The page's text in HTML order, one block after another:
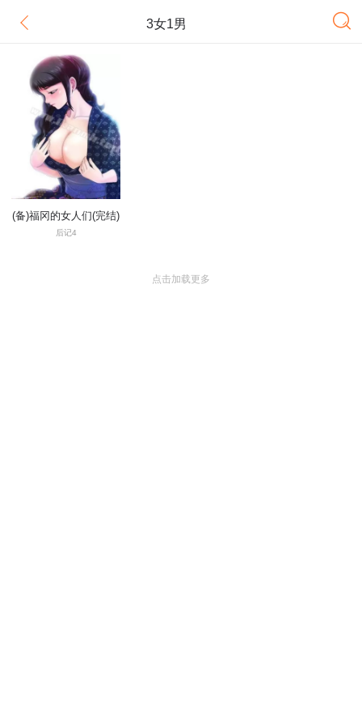
3女1男
(备)福冈的女人们(完结)
后记4
点击加载更多